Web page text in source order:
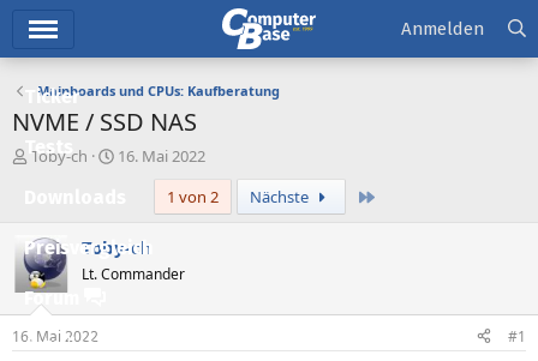
Ticker
Tests
Preisvergleich
Forum
Aktuelles
Anmelden
Mainboards und CPUs: Kaufberatung
NVME / SSD NAS
E
e
l
l
e
Toby-ch
E
e
l
l
m
16. Mai 2022
1 von 2
Nächste
Toby-ch
Lt. Commander
16. Mai 2022 #1